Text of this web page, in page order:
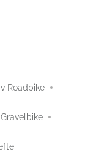
Roadbike